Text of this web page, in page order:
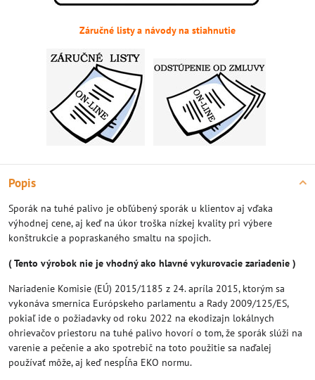
Záručné listy a návody na stiahnutie
Popis
Sporák na tuhé palivo je obľúbený sporák u klientov aj vďaka
výhodnej cene, aj keď na úkor troška nízkej kvality pri výbere
konštrukcie a popraskaného smaltu na spojich.
( Tento výrobok nie je vhodný ako hlavné vykurovacie zariadenie )
Nariadenie Komisie (EÚ) 2015/1185 z 24. apríla 2015, ktorým sa
vykonáva smernica Európskeho parlamentu a Rady 2009/125/ES,
pokiaľ ide o požiadavky od roku 2022 na ekodizajn lokálnych
ohrievačov priestoru na tuhé palivo hovorí o tom, že sporák slúži na
varenie a pečenie a ako spotrebič na toto použitie sa naďalej
používať môže, aj keď nespĺňa EKO normu.